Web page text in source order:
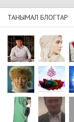
ТАНЫМАЛ БЛОГТАР